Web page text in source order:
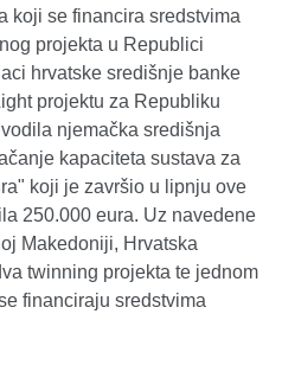
koji se financira sredstvima
projekta u Republici
hrvatske središnje banke
projektu za Republiku
njemačka središnja
kapaciteta sustava za
koji je završio u lipnju ove
250.000 eura. Uz navedene
Makedoniji, Hrvatska
twinning projekta te jednom
financiraju sredstvima